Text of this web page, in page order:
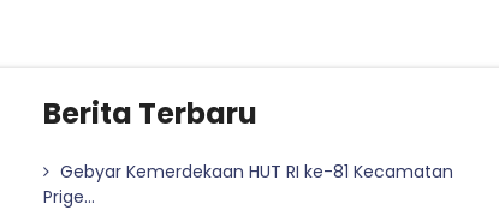
Berita Terbaru
Gebyar Kemerdekaan HUT RI ke-81 Kecamatan
Prige...